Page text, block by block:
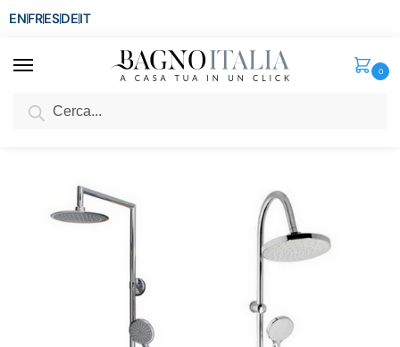
ENFRESDEIT
0
SCONTO del 3%